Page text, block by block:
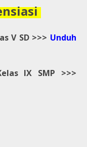
V SD >>> Unduh
IX SMP >>>